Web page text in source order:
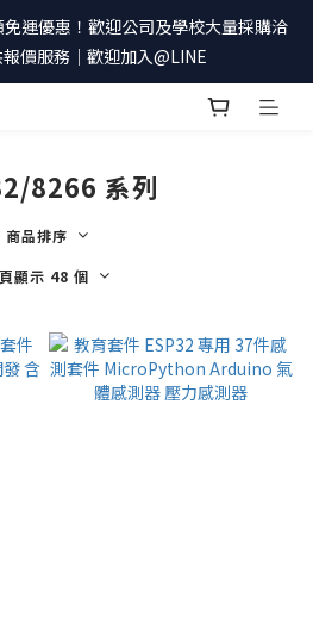
運優惠！歡迎公司及學校大量採購洽
價服務｜歡迎加入@LINE
8266 系列
商品排序
顯示 48 個